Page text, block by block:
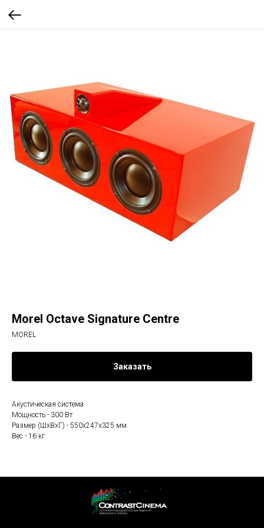
Morel Octave Signature Centre
MOREL
Заказать
Акустическая система
Мощность - 300 Вт
Размер (ШхВхГ) - 550х247х325 мм
Вес - 16 кг